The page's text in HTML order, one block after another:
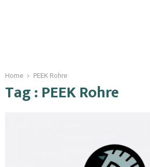
Home PEEK Rohre
Tag : PEEK Rohre